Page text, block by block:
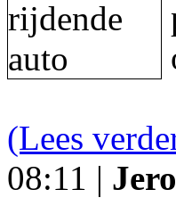
(Lees
08:11 |